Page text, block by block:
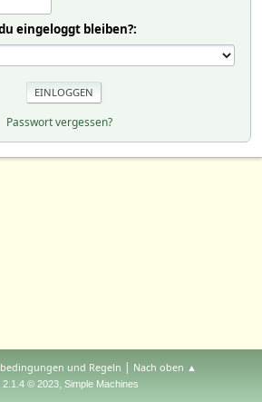
eingeloggt bleiben?:
Passwort vergessen?
und Regeln | Nach oben ▲
2.1.4 © 2023, Simple Machines